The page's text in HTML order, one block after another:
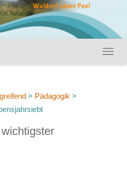
> Pädagogik >